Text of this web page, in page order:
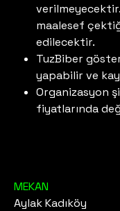
maalesef
edilecektir.
TuzBiber
yapabilir ve
Organizasyon
fiyatlarında
MEKAN
Aylak Kadıköy